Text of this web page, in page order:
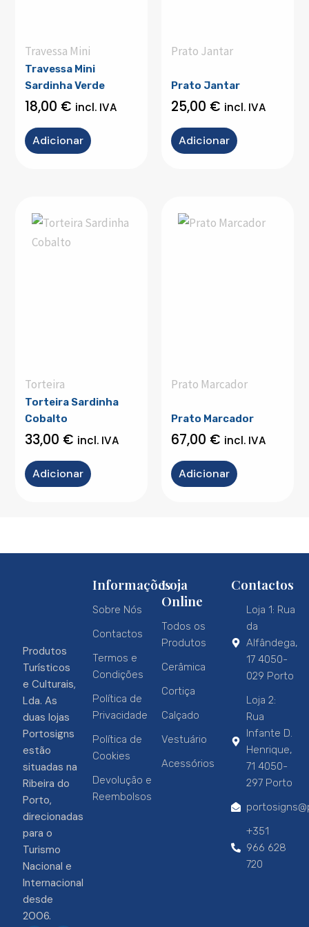
Travessa Mini
Travessa Mini
Sardinha Verde
18,00 € incl. IVA
Adicionar
Prato Jantar
Prato Jantar
25,00 € incl. IVA
Adicionar
Torteira
Torteira Sardinha
Cobalto
33,00 € incl. IVA
Adicionar
Prato Marcador
Prato Marcador
67,00 € incl. IVA
Adicionar
Produtos
Turísticos
e Culturais,
Lda. As
duas lojas
Portosigns
estão
situadas na
Ribeira do
Porto,
direcionadas
para o
Turismo
Nacional e
Internacional
desde
2006.
Informações
Sobre Nós
Contactos
Termos e
Condições
Política de
Privacidade
Política de
Cookies
Devolução e
Reembolsos
Loja
Online
Todos os
Produtos
Cerâmica
Cortiça
Calçado
Vestuário
Acessórios
Contactos
Loja 1: Rua
da
Alfândega,
17 4050-
029 Porto
Loja 2:
Rua
Infante D.
Henrique,
71 4050-
297 Porto
+351
966 628
720